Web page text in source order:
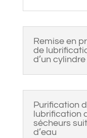
Remise en
de
d’un
Purification
lubrification
sécheurs
d’eau